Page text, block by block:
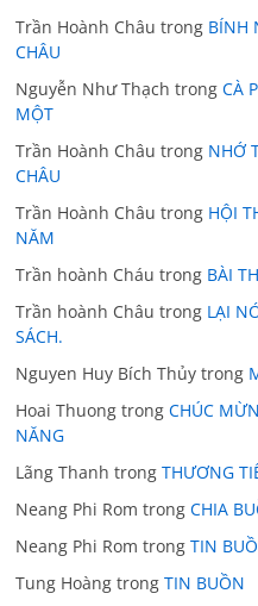
Trần Hoành Châu trong BÍNH
CHÂU
Nguyễn Như Thạch trongCÀ
MỘT
Trần Hoành Châu trong NHỚ
CHÂU
Trần Hoành Châu trong HỘI
NĂM
Trần hoành Cháu trong BÀI
Trần hoành Châu trong LẠI
SÁCH.
Nguyen Huy Bích Thủy trong
Hoai Thuong trongCHÚC
NĂNG
Lãng Thanh trongTHƯƠNG
Neang Phi Rom trongCHIA
Neang Phi Rom trongTIN
Tung Hoàng trongTIN BUỒN